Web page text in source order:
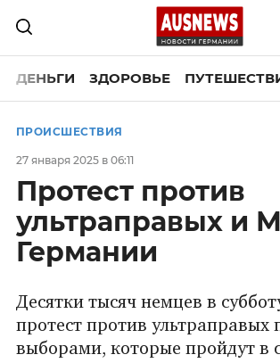
ДЕНЬГИ ЗДОРОВЬЕ
ПРОИСШЕСТВИЯ
27 января 2025 в 06:11
Протест против
ультраправых и
Германии
Десятки тысяч немцев в
протест против ультраправых
выборами, которые пройдут в